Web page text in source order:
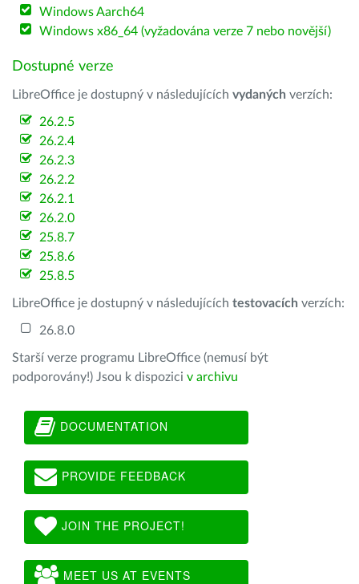
Windows Aarch64
Windows x86_64 (vyžadována verze 7 nebo novější)
Dostupné verze
LibreOffice je dostupný v následujících vydaných verzích:
26.2.5
26.2.4
26.2.3
26.2.2
26.2.1
26.2.0
25.8.7
25.8.6
25.8.5
LibreOffice je dostupný v následujících testovacích verzích:
26.8.0
Starší verze programu LibreOffice (nemusí být
podporovány!) Jsou k dispozici v archivu
DOCUMENTATION
PROVIDE FEEDBACK
JOIN THE PROJECT!
MEET US AT EVENTS